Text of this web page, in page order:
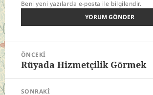
Beni yeni yazılarda e-posta ile bilgilendir.
Yazı
gezinmesi
ÖNCEKI
Önceki
Rüyada Hizmetçilik Görmek
SONRAKI